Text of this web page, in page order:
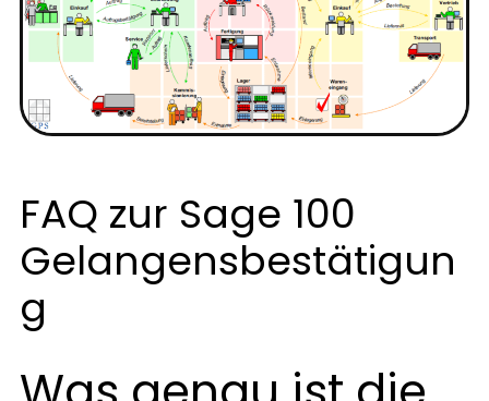
FAQ zur Sage 100
Gelangensbestätigun
g